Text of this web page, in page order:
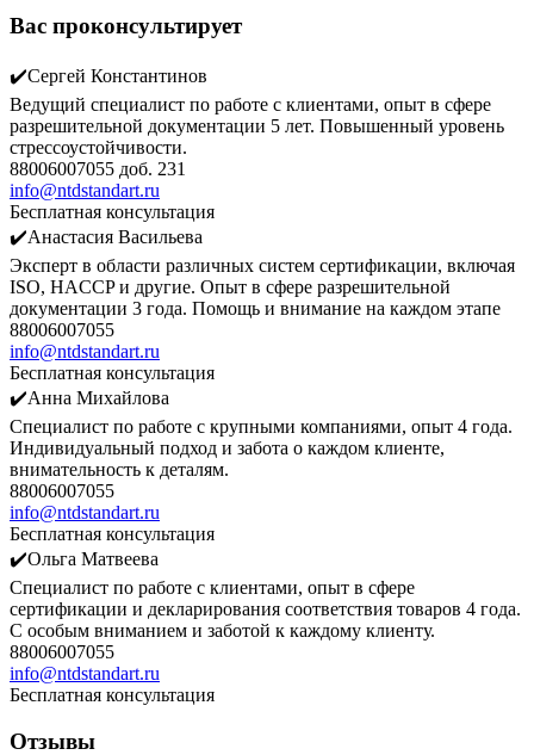
Вас проконсультирует
✔️Сергей Константинов
Ведущий специалист по работе с клиентами, опыт в сфере
разрешительной документации 5 лет. Повышенный уровень
стрессоустойчивости.
88006007055 доб. 231
info@ntdstandart.ru
Бесплатная консультация
✔️Анастасия Васильева
Эксперт в области различных систем сертификации, включая
ISO, HACCP и другие. Опыт в сфере разрешительной
документации 3 года. Помощь и внимание на каждом этапе
88006007055
info@ntdstandart.ru
Бесплатная консультация
✔️Анна Михайлова
Специалист по работе с крупными компаниями, опыт 4 года.
Индивидуальный подход и забота о каждом клиенте,
внимательность к деталям.
88006007055
info@ntdstandart.ru
Бесплатная консультация
✔️Ольга Матвеева
Специалист по работе с клиентами, опыт в сфере
сертификации и декларирования соответствия товаров 4 года.
С особым вниманием и заботой к каждому клиенту.
88006007055
info@ntdstandart.ru
Бесплатная консультация
Отзывы